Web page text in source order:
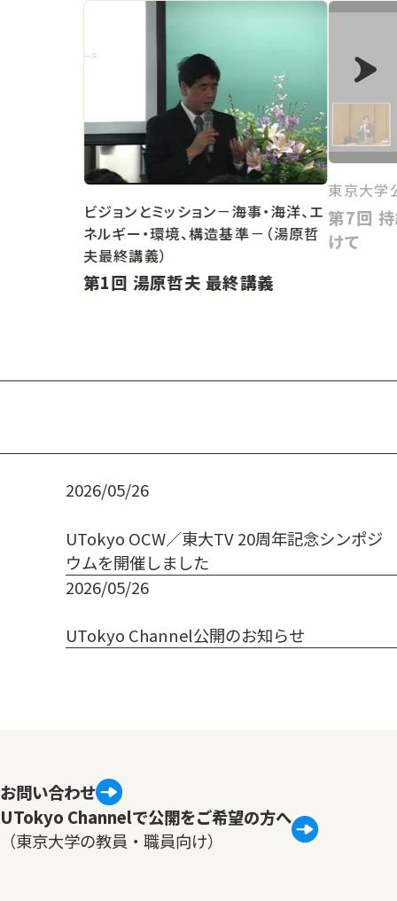
ビジョンとミッション－海事・海洋、エ
ネルギー・環境、構造基準－（湯原哲
夫最終講義）
第1回 湯原哲夫 最終講義
東京大学
第7回 持続的な都市水利用に向
けて
2026/05/26
UTokyo OCW／東大TV 20周年記念シンポジ
ウムを開催しました
2026/05/26
UTokyo Channel公開のお知らせ
お問い合わせ
UTokyo Channelで公開をご希望の方へ
（東京大学の教員・職員向け）